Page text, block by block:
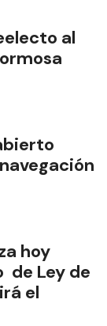
al
hoy
de Ley de
el